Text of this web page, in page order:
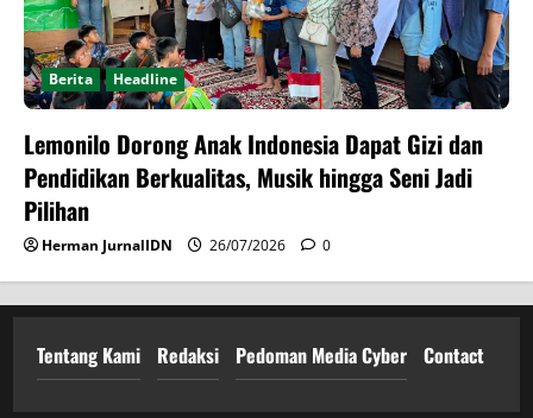
Berita Headline
Lemonilo Dorong Anak Indonesia Dapat Gizi dan
Pendidikan Berkualitas, Musik hingga Seni Jadi
Pilihan
Herman JurnalIDN 26/07/2026 0
Tentang Kami Redaksi Pedoman Media Cyber Contact